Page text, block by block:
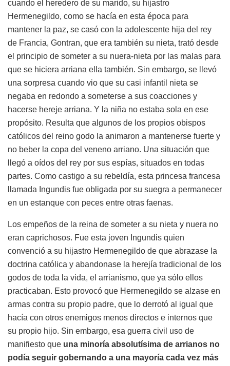
cuando el heredero de su marido, su hijastro
Hermenegildo, como se hacía en esta época para
mantener la paz, se casó con la adolescente hija del rey
de Francia, Gontran, que era también su nieta, trató desde
el principio de someter a su nuera-nieta por las malas para
que se hiciera arriana ella también. Sin embargo, se llevó
una sorpresa cuando vio que su casi infantil nieta se
negaba en redondo a someterse a sus coacciones y
hacerse hereje arriana. Y la niña no estaba sola en ese
propósito. Resulta que algunos de los propios obispos
católicos del reino godo la animaron a mantenerse fuerte y
no beber la copa del veneno arriano. Una situación que
llegó a oídos del rey por sus espías, situados en todas
partes. Como castigo a su rebeldía, esta princesa francesa
llamada Ingundis fue obligada por su suegra a permanecer
en un estanque con peces entre otras faenas.
Los empeños de la reina de someter a su nieta y nuera no
eran caprichosos. Fue esta joven Ingundis quien
convenció a su hijastro Hermenegildo de que abrazase la
doctrina católica y abandonase la herejía tradicional de los
godos de toda la vida, el arrianismo, que ya sólo ellos
practicaban. Esto provocó que Hermenegildo se alzase en
armas contra su propio padre, que lo derrotó al igual que
hacía con otros enemigos menos directos e internos que
su propio hijo. Sin embargo, esa guerra civil uso de
manifiesto que una minoría absolutísima de arrianos no
podía seguir gobernando a una mayoría cada vez más